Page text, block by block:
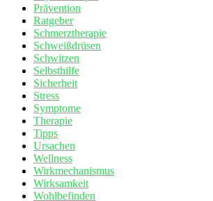
Prävention
Ratgeber
Schmerztherapie
Schweißdrüsen
Schwitzen
Selbsthilfe
Sicherheit
Stress
Symptome
Therapie
Tipps
Ursachen
Wellness
Wirkmechanismus
Wirksamkeit
Wohlbefinden